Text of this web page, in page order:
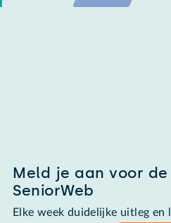
Meld je aan voor
SeniorWeb
Elke week duidelijke uitleg